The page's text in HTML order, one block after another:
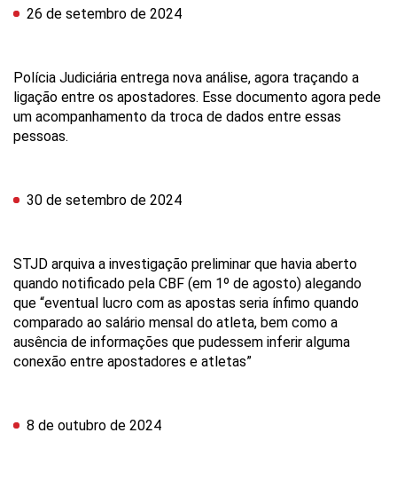
26 de setembro de 2024
Polícia Judiciária entrega nova análise, agora traçando a
ligação entre os apostadores. Esse documento agora pede
um acompanhamento da troca de dados entre essas
pessoas.
30 de setembro de 2024
STJD arquiva a investigação preliminar que havia aberto
quando notificado pela CBF (em 1º de agosto) alegando
que “eventual lucro com as apostas seria ínfimo quando
comparado ao salário mensal do atleta, bem como a
ausência de informações que pudessem inferir alguma
conexão entre apostadores e atletas”
8 de outubro de 2024